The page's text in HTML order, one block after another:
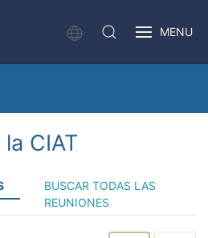
MENU
CIAT
BUSCAR TODAS LAS
REUNIONES